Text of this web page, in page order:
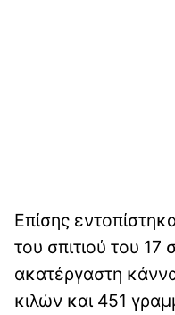
Επίσης
του σπιτιού του 17
ακατέργαστη
κιλών και 451